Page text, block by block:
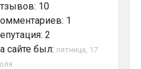
10
1
2
сайте был: пятница, 17